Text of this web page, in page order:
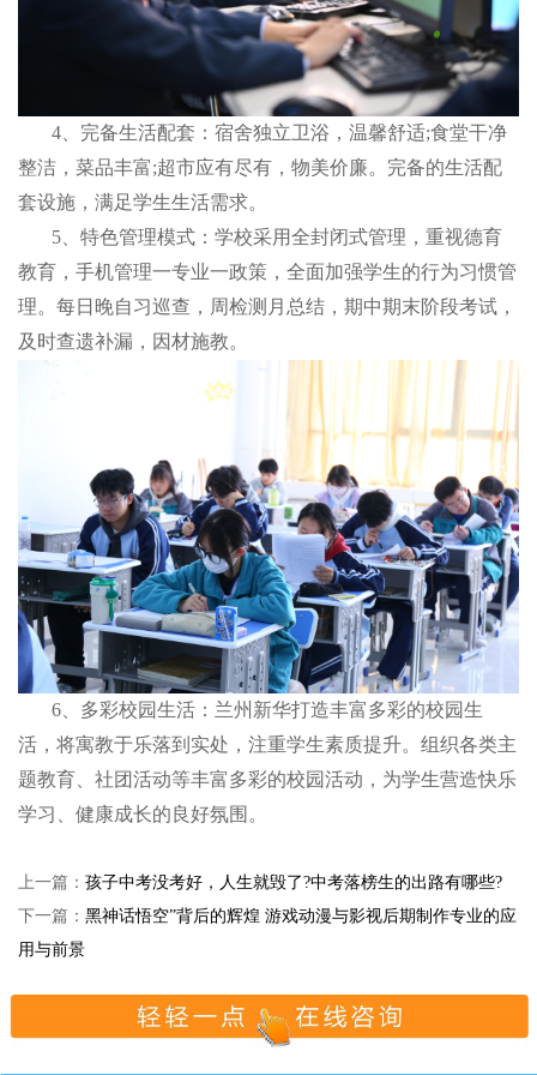
4、完备生活配套：宿舍独立卫浴，温馨舒适;食堂干净
整洁，菜品丰富;超市应有尽有，物美价廉。完备的生活配
套设施，满足学生生活需求。
5、特色管理模式：学校采用全封闭式管理，重视德育
教育，手机管理一专业一政策，全面加强学生的行为习惯管
理。每日晚自习巡查，周检测月总结，期中期末阶段考试，
及时查遗补漏，因材施教。
6、多彩校园生活：兰州新华打造丰富多彩的校园生
活，将寓教于乐落到实处，注重学生素质提升。组织各类主
题教育、社团活动等丰富多彩的校园活动，为学生营造快乐
学习、健康成长的良好氛围。
上一篇： 孩子中考没考好，人生就毁了?中考落榜生的出路有哪些?
下一篇： 黑神话悟空”背后的辉煌 游戏动漫与影视后期制作专业的应
用与前景